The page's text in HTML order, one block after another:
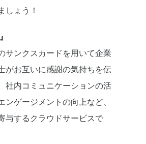
しょう！
』
サンクスカードを用いて企業
がお互いに感謝の気持ちを伝
社内コミュニケーションの活
ンゲージメントの向上など、
与するクラウドサービスで